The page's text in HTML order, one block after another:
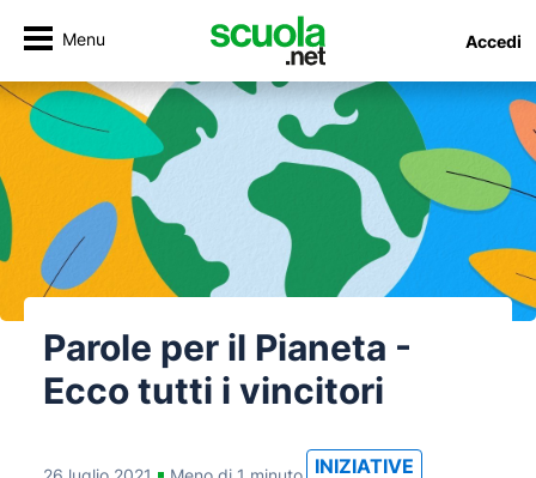
Menu Accedi
Parole per il Pianeta -
Ecco tutti i vincitori
INIZIATIVE